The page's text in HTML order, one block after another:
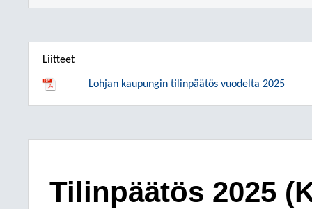
Liitteet
Lohjan kaupungin tilinpäätös vuodelta 2025
Tilinpäätös 2025